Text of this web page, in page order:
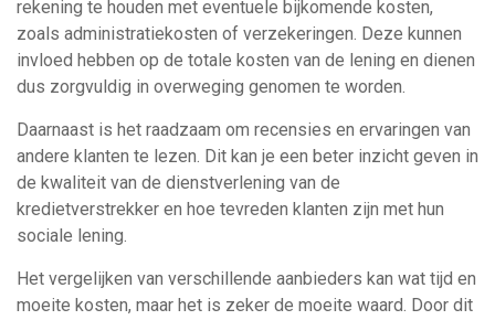
rekening te houden met eventuele bijkomende kosten,
zoals administratiekosten of verzekeringen. Deze kunnen
invloed hebben op de totale kosten van de lening en dienen
dus zorgvuldig in overweging genomen te worden.
Daarnaast is het raadzaam om recensies en ervaringen van
andere klanten te lezen. Dit kan je een beter inzicht geven in
de kwaliteit van de dienstverlening van de
kredietverstrekker en hoe tevreden klanten zijn met hun
sociale lening.
Het vergelijken van verschillende aanbieders kan wat tijd en
moeite kosten, maar het is zeker de moeite waard. Door dit